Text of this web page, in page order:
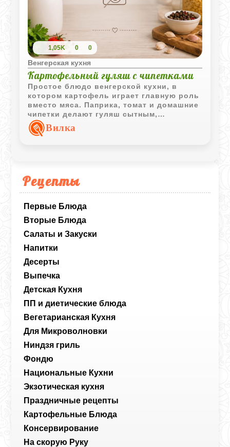
Рецепты
Первые Блюда
Вторые Блюда
Салаты и Закуски
Напитки
Десерты
Выпечка
Детская Кухня
ПП и диетические блюда
Вегетарианская Кухня
Для Микроволновки
Ниндзя гриль
Фондю
Национальные Кухни
Экзотическая кухня
Праздничные рецепты
Картофельные Блюда
Консервирование
На скорую Руку
1,05K 0 0
Венгерская кухня
Картофельный гуляш с чипетками
Простое блюдо венгерской кухни, в
котором картофель играет главную роль
вместо мяса. Паприка, томат и домашние
чипетки делают гуляш сытным,
ароматным и очень уютным.
Вилка